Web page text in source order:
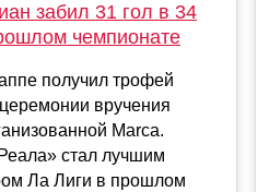
забил 31 гол в 34
чемпионате
получил трофей
вручения
Marca.
стал лучшим
Ла Лиги в прошлом